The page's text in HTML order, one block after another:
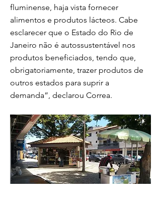
fluminense, haja vista fornecer
alimentos e produtos lácteos. Cabe
esclarecer que o Estado do Rio de
Janeiro não é autossustentável nos
produtos beneficiados, tendo que,
obrigatoriamente, trazer produtos de
outros estados para suprir a
demanda”, declarou Correa.